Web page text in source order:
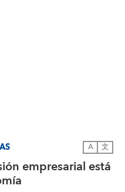
A 文
empresarial está